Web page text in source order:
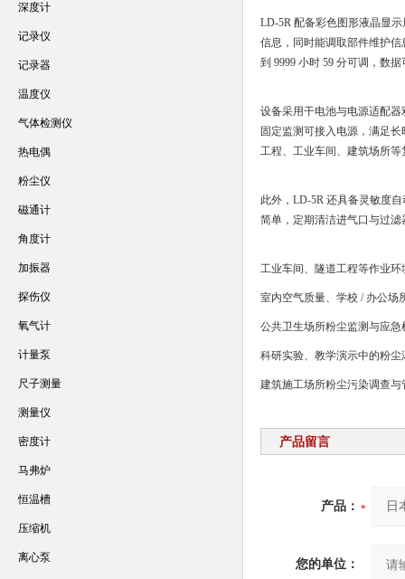
LD-5R 配备彩色图形液晶显
信息，同时能调取部件维护
到 9999 小时 59 分可调，数
设备采用干电池与电源适配
固定监测可接入电源，满足
工程、工业车间、建筑场所等
此外，LD-5R 还具备灵敏度
简单，定期清洁进气口与过
工业车间、隧道工程等作业环
室内空气质量、学校 / 办公场
公共卫生场所粉尘监测与应急
科研实验、教学演示中的粉尘
建筑施工场所粉尘污染调查与
产品留言
产品：
您的单位：
深度计
记录仪
记录器
温度仪
气体检测仪
热电偶
粉尘仪
磁通计
角度计
加振器
探伤仪
氧气计
计量泵
尺子测量
测量仪
密度计
马弗炉
恒温槽
压缩机
离心泵